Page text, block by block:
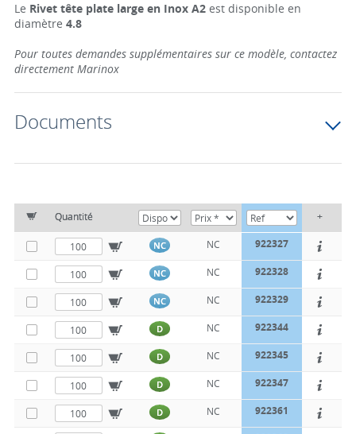
Le Rivet tête plate large en Inox A2est disponible en
diamètre 4.8
Pour toutes demandes supplémentaires sur ce modèle, contactez
directement Marinox
Documents
Quantité +
NC NC 922327
NC NC 922328
NC NC 922329
D NC 922344
D NC 922345
D NC 922347
D NC 922361